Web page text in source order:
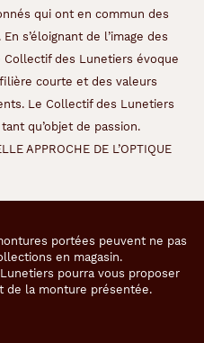
qui ont en commun des
s’éloignant de l’image des
Collectif des Lunetiers évoque
courte et des valeurs
Le Collectif des Lunetiers
qu’objet de passion.
APPROCHE DE L’OPTIQUE
portées peuvent ne pas
en magasin.
pourra vous proposer
de la monture présentée.